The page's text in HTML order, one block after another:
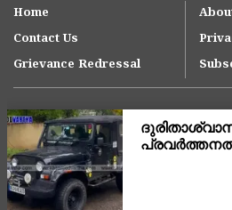
Home
Contact Us
Grievance Redressal
Copyright © 2007-
വിമാന
എഥനോൾ